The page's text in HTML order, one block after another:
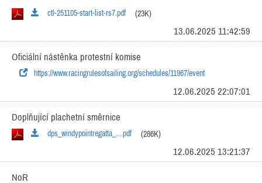
ctl-251105-start-list-rs7.pdf (23K)
13.06.2025 11:42:59
Oficiální nástěnka protestní komise
https://www.racingrulesofsailing.org/schedules/11967/event
12.06.2025 22:07:01
Doplňující plachetní směrnice
dps_windypointregatta_....pdf (286K)
12.06.2025 13:21:37
NoR